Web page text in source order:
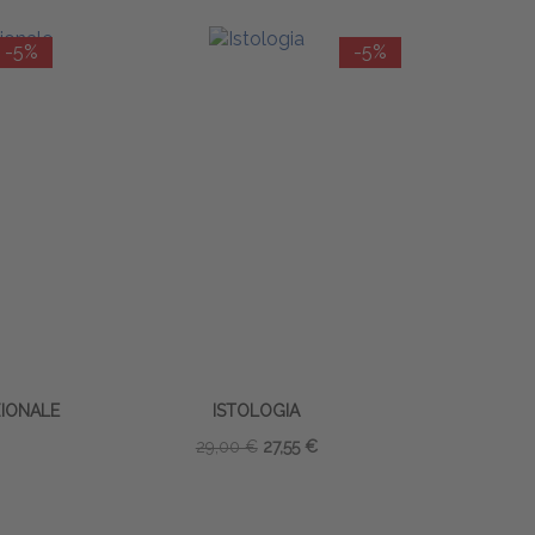
-5% -5%
ISTOLOGIA
29,00 € 27,55 €